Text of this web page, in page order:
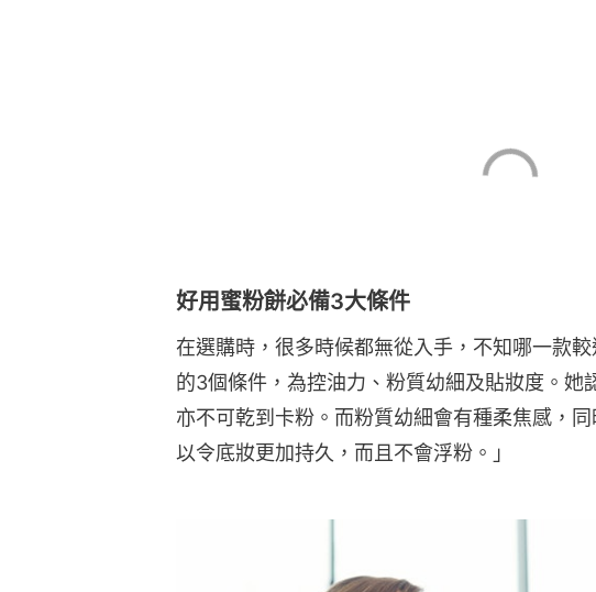
好用蜜粉餅必備3大條件
在選購時，很多時候都無從入手，不知哪一款
的3個條件，為控油力、粉質幼細及貼妝度。她
亦不可乾到卡粉。而粉質幼細會有種柔焦感，
以令底妝更加持久，而且不會浮粉。」